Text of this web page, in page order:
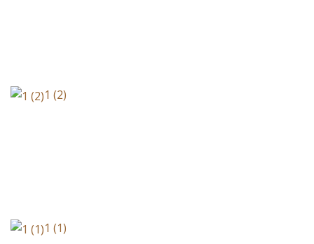
1 (2)
1 (1)